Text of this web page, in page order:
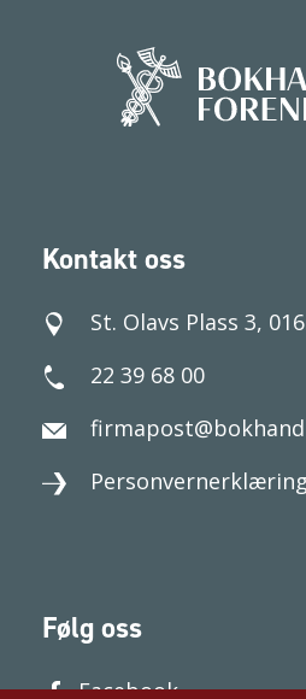
Kontakt oss
St. Olavs Plass 3,
22 39 68 00
Personvernerklæring
Følg oss
Facebook